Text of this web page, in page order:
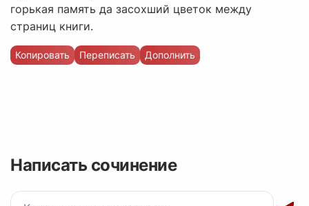
горькая память да засохший цветок между
страниц книги.
Копировать Переписать Дополнить
Написать сочинение